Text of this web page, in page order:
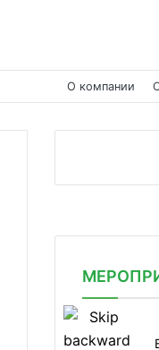
О компании